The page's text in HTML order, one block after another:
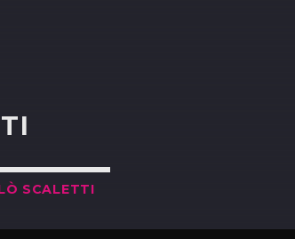
SCALETTI